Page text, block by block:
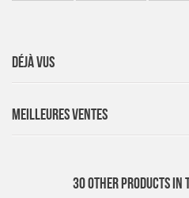
DÉJÀ VUS
MEILLEURES VENTES
30 OTHER PRODUCTS IN